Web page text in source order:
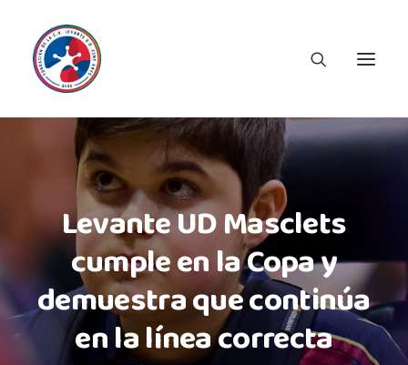
Levante UD Masclets
cumple en la Copa y
demuestra que continúa
en la línea correcta